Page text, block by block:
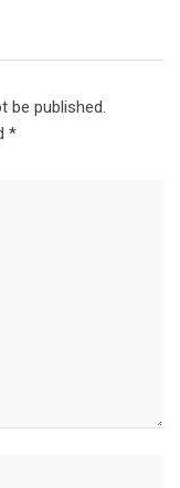
be published.
*